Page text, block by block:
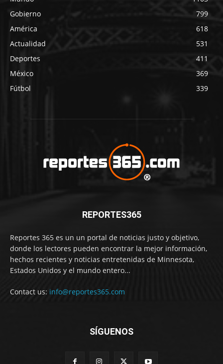
Gobierno
799
América
618
Actualidad
531
Deportes
411
México
369
Fútbol
339
REPORTES365
Reportes 365 es un un portal de noticias justo y objetivo,
donde los lectores pueden encontrar la mejor información,
hechos recientes y noticias entretenidas de Minnesota,
Estados Unidos y el mundo entero...
Contact us: info@reportes365.com
SÍGUENOS